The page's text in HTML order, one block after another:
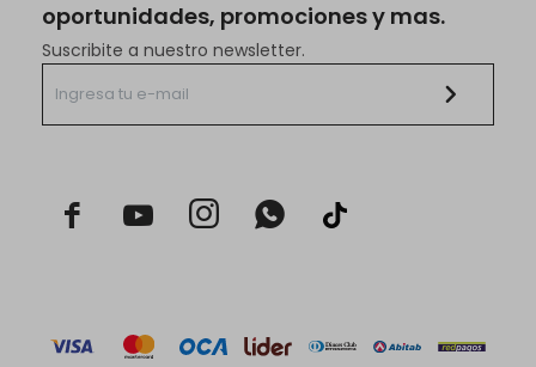
oportunidades, promociones y mas.
Suscribite a nuestro newsletter.
  